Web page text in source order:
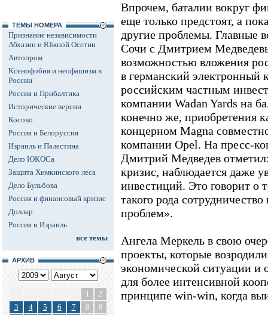
ТЕМЫ НОМЕРА
Признание независимости
Абхазии и Южной Осетии
Автопром
Ксенофобия и неофашизм в
России
Россия и Прибалтика
Исторические версии
Косово
Россия и Белоруссия
Израиль и Палестина
Дело ЮКОСа
Защита Химкинского леса
Дело Бульбова
Россия и финансовый кризис
Доллар
Россия и Израиль
все темы
АРХИВ
1
2
3
4 5 6 7 8
9
Впрочем, баталии вокруг
еще только предстоят, а
другие проблемы. Главные
Сочи с Дмитрием
возможностью вложения
в германский электронный
российским частным
компании Wadan Yards на
конечно же, приобретения
концерном Magna
компании Opel. На пресс-
Дмитрий Медведев
кризис, наблюдается даже
инвестиций. Это говорит о
такого рода
проблем».
Ангела Меркель в свою
проекты, которые
экономической ситуации и
для более интенсивной
принципе win-win, когда